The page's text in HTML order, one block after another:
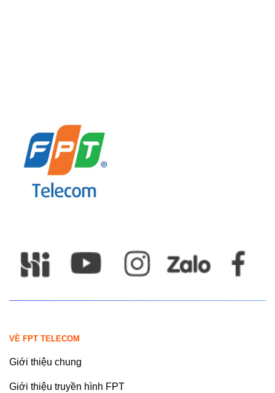
VỀ FPT TELECOM
Giới thiệu chung
Giới thiệu truyền hình FPT